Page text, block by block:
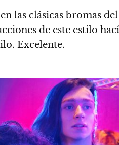
las clásicas bromas
de este estilo
Excelente.